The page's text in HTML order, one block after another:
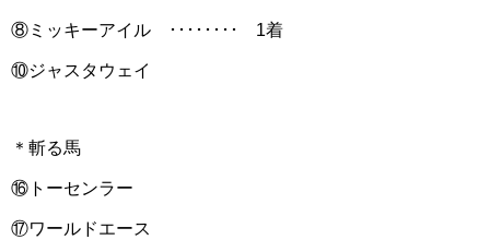
⑧ミッキーアイル ････････ 1着
⑩ジャスタウェイ
＊斬る馬
⑯トーセンラー
⑰ワールドエース